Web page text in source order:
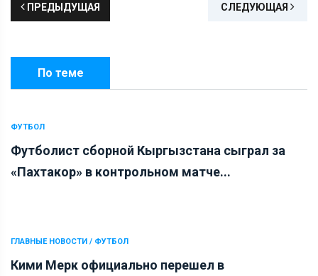
ПРЕДЫДУЩАЯ СЛЕДУЮЩАЯ
По теме
ФУТБОЛ
Футболист сборной Кыргызстана сыграл за
«Пахтакор» в контрольном матче...
ГЛАВНЫЕ НОВОСТИ / ФУТБОЛ
Кими Мерк официально перешел в